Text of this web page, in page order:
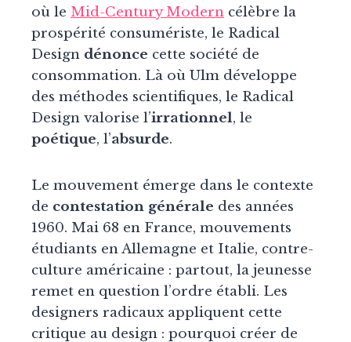
où le Mid-Century Modern célèbre la
prospérité consumériste, le Radical
Design dénonce cette société de
consommation. Là où Ulm développe
des méthodes scientifiques, le Radical
Design valorise l’irrationnel, le
poétique, l’absurde.
Le mouvement émerge dans le contexte
de contestation générale des années
1960. Mai 68 en France, mouvements
étudiants en Allemagne et Italie, contre-
culture américaine : partout, la jeunesse
remet en question l’ordre établi. Les
designers radicaux appliquent cette
critique au design : pourquoi créer de